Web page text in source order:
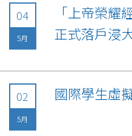
04
5月
「上帝榮耀
正式落戶浸
02
5月
國際學生虛